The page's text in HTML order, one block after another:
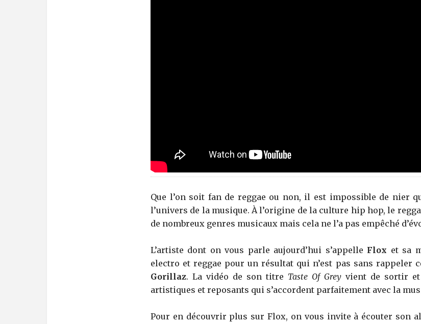
Que l’on soit fan de reggae ou non, il est impossible de nier
l’univers de la musique. À l’origine de la culture hip hop, le
de nombreux genres musicaux mais cela ne l’a pas empêché
L’artiste dont on vous parle aujourd’hui s’appelle Flox et sa
electro et reggae pour un résultat qui n’est pas sans rappeler
Gorillaz. La vidéo de son titre Taste Of Grey vient de sortir et
artistiques et reposants qui s’accordent parfaitement avec la
Pour en découvrir plus sur Flox, on vous invite à écouter son